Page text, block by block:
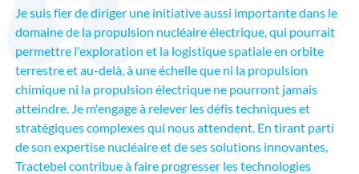
Je suis fier de diriger une initiative aussi importante dans le
domaine de la propulsion nucléaire électrique, qui pourrait
permettre l'exploration et la logistique spatiale en orbite
terrestre et au-delà, à une échelle que ni la propulsion
chimique ni la propulsion électrique ne pourront jamais
atteindre. Je m'engage à relever les défis techniques et
stratégiques complexes qui nous attendent. En tirant parti
de son expertise nucléaire et de ses solutions innovantes,
Tractebel contribue à faire progresser les technologies